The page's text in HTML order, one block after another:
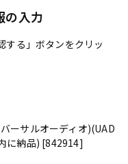
の入力
する」ボタンをクリッ
ーサルオーディオ)(UAD
に納品) [842914]